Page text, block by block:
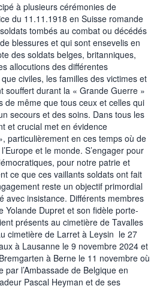
à plusieurs cérémonies de
du 11.11.1918 en Suisse romande
tombés au combat ou décédés
blessures et qui sont ensevelis en
des soldats belges, britanniques,
allocutions des différentes
civiles, les familles des victimes et
souffert durant la « Grande Guerre »
de même que tous ceux et celles qui
secours et des soins. Dans tous les
et crucial met en évidence
particulièrement en ces temps où de
et le monde. S’engager pour
pour notre patrie et
ce que ces vaillants soldats ont fait
reste un objectif primordial
avec insistance. Différents membres
Yolande Dupret et son fidèle porte-
présents au cimetière de Tavalles
cimetière de Larret à Leysin le 27
à Lausanne le 9 novembre 2024 et
à Berne le 11 novembre où
l’Ambassade de Belgique en
Pascal Heyman et de ses